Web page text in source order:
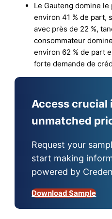
Le Gauteng domine
environ 41 % de part,
avec près de 22 %,
consommateur
environ 62 % de part
forte demande de
Access
unmatched
Request your
start making
powered by
Download Sample